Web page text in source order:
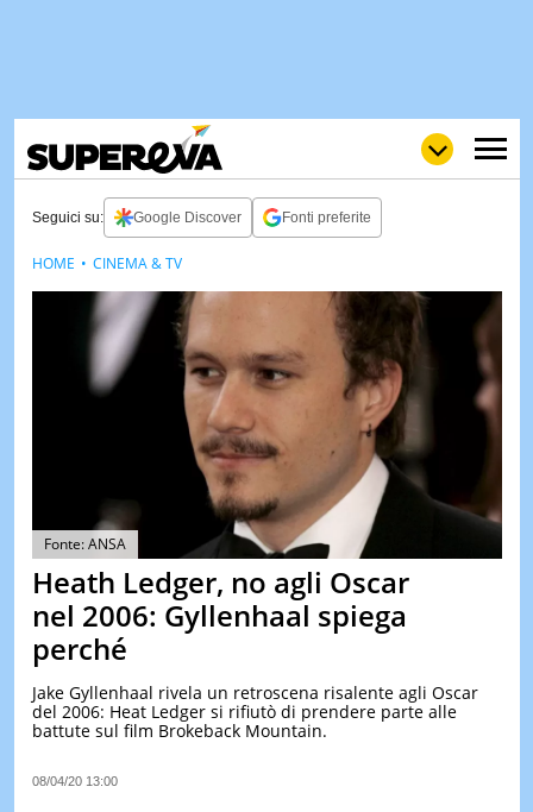
LOLGULP NEWS
VIDEO
QUIZ
TEST
Seguici su: Google Discover Fonti preferite
Fonte: ANSA
Heath Ledger, no agli Oscar
nel 2006: Gyllenhaal spiega
perché
Jake Gyllenhaal rivela un retroscena risalente agli Oscar
del 2006: Heat Ledger si rifiutò di prendere parte alle
battute sul film Brokeback Mountain.
08/04/20 13:00
HOME CINEMA & TV